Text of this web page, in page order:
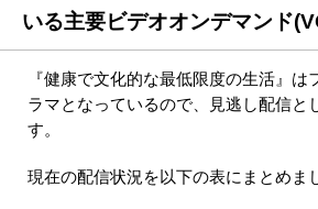
いる主要ビデオオンデマンド
『健康で文化的な最低限度の生活』は
ラマとなっているので、見逃し配信と
す。
現在の配信状況を以下の表にまとめま